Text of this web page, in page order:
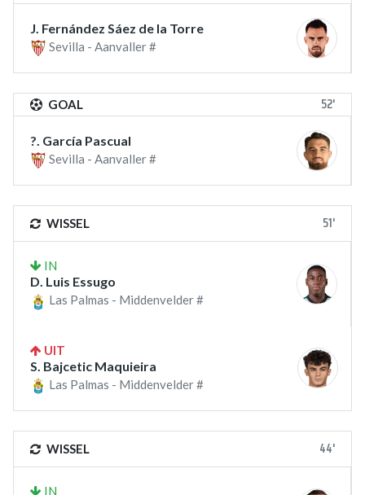
J. Fernández Sáez de la Torre
Sevilla - Aanvaller #
GOAL 52'
?. García Pascual
Sevilla - Aanvaller #
WISSEL 51'
IN
D. Luis Essugo
Las Palmas - Middenvelder #
UIT
S. Bajcetic Maquieira
Las Palmas - Middenvelder #
WISSEL 44'
IN